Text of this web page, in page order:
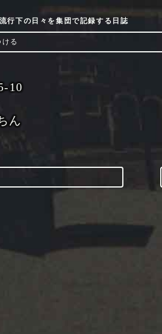
行下の日々を集団で記録する日誌
る
10
ん